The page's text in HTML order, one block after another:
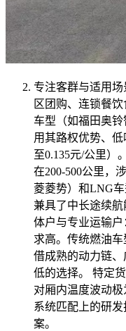
专注客群与适用
区团购、连锁餐
车型（如福田奥铃
用其路权优势、
至0.135元/公里）
在200-500公里，
菱菱势）和LNG
兼具了中长途续
体户与专业运输
求高。传统燃油
借成熟的动力链
低的选择。 特定
对厢内温度波动
系统匹配上的研
案。